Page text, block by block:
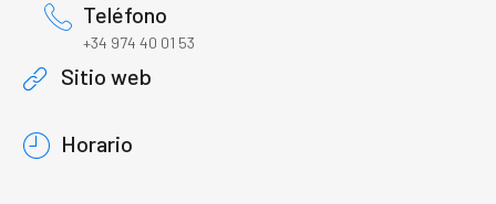
Teléfono
+34 974 40 01 53
Sitio web
Horario